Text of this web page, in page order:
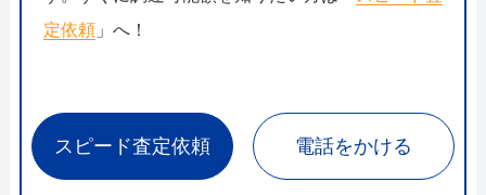
定依頼」へ！
スピード査定依頼 電話をかける